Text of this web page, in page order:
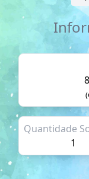
Quantidade
1